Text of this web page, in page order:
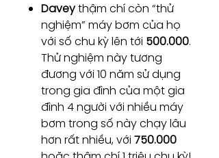
Daveythậm chí còn “thử
nghiệm” máy bơm của họ
với số chu kỳ lên tới 500.000.
Thử nghiệm này tương
đương với 10 năm sử dụng
trong gia đình của một gia
đình 4 người với nhiều máy
bơm trong số này chạy lâu
hơn rất nhiều, với 750.000